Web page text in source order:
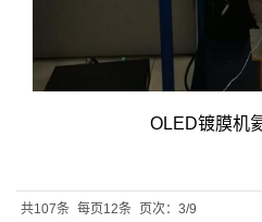
OLED镀膜机
共107条 每页12条 页次：3/9